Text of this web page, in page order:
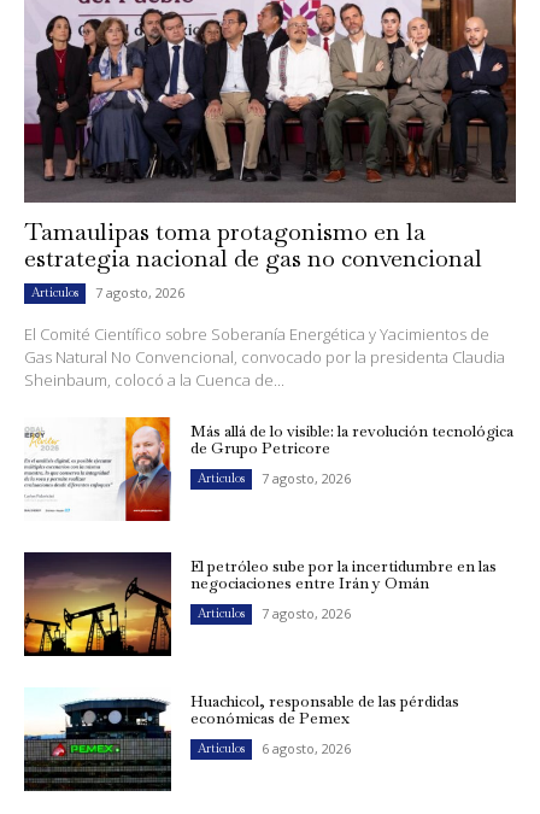
Tamaulipas toma protagonismo en la
estrategia nacional de gas no convencional
Artículos 7 agosto, 2026
El Comité Científico sobre Soberanía Energética y Yacimientos de
Gas Natural No Convencional, convocado por la presidenta Claudia
Sheinbaum, colocó a la Cuenca de...
Más allá de lo visible: la revolución tecnológica
de Grupo Petricore
Artículos 7 agosto, 2026
El petróleo sube por la incertidumbre en las
negociaciones entre Irán y Omán
Artículos 7 agosto, 2026
Huachicol, responsable de las pérdidas
económicas de Pemex
Artículos 6 agosto, 2026